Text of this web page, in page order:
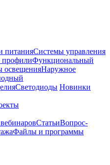
питанияСистемы управления
Функциональный
освещенияНаружное
Светодиоды Новинки
СтатьиВопрос-
Файлы и программы